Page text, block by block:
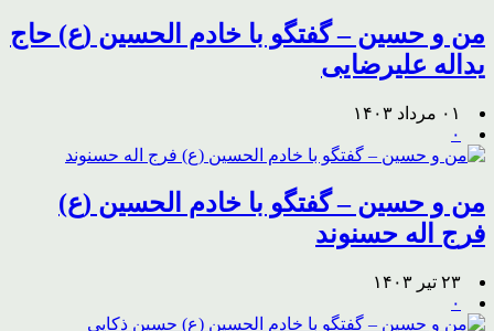
من و حسین – گفتگو با خادم الحسین (ع) حاج
یداله علیرضایی
۰۱ مرداد ۱۴۰۳
۰
من و حسین – گفتگو با خادم الحسین (ع)
فرج اله حسنوند
۲۳ تیر ۱۴۰۳
۰